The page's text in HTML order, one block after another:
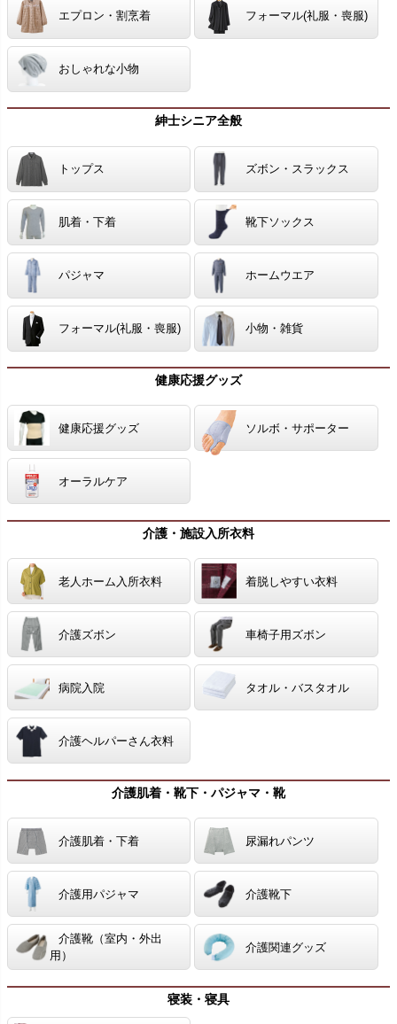
エプロン・割烹着 フォーマル(礼服・喪服)
おしゃれな小物
紳士シニア全般
トップス ズボン・スラックス
肌着・下着 靴下ソックス
パジャマ ホームウエア
フォーマル(礼服・喪服) 小物・雑貨
健康応援グッズ
健康応援グッズ ソルボ・サポーター
オーラルケア
介護・施設入所衣料
老人ホーム入所衣料 着脱しやすい衣料
介護ズボン 車椅子用ズボン
病院入院 タオル・バスタオル
介護ヘルパーさん衣料
介護肌着・靴下・パジャマ・靴
介護肌着・下着 尿漏れパンツ
介護用パジャマ 介護靴下
介護靴（室内・外出
用）
介護関連グッズ
寝装・寝具